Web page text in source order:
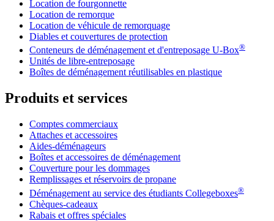
Location de fourgonnette
Location de remorque
Location de véhicule de remorquage
Diables et couvertures de protection
Conteneurs de déménagement et d'entreposage U-Box®
Unités de libre-entreposage
Boîtes de déménagement réutilisables en plastique
Produits et services
Comptes commerciaux
Attaches et accessoires
Aides-déménageurs
Boîtes et accessoires de déménagement
Couverture pour les dommages
Remplissages et réservoirs de propane
Déménagement au service des étudiants Collegeboxes®
Chèques-cadeaux
Rabais et offres spéciales